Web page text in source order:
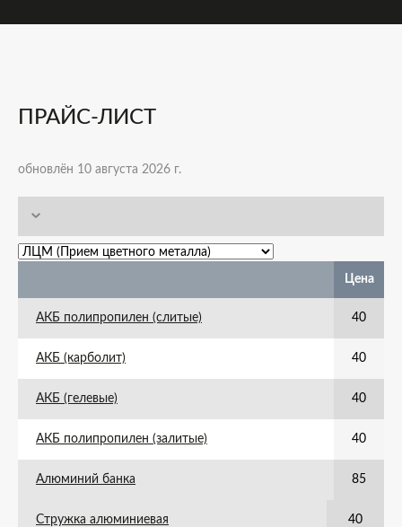
ПРАЙС-ЛИСТ
обновлён 10 августа 2026 г.
Цена
АКБ полипропилен (слитые) 40
АКБ (карболит) 40
АКБ (гелевые) 40
АКБ полипропилен (залитые) 40
Алюминий банка 85
Стружка алюминиевая 40